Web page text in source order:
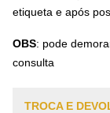
etiqueta e após
OBS: pode
consulta
TROCA E